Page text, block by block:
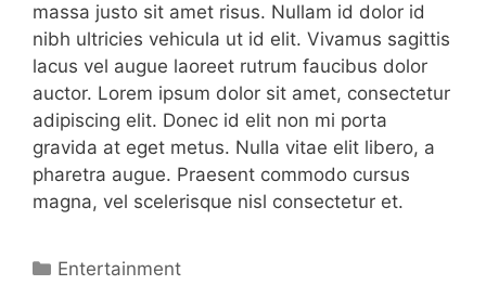
massa justo sit amet risus. Nullam id dolor id
nibh ultricies vehicula ut id elit. Vivamus sagittis
lacus vel augue laoreet rutrum faucibus dolor
auctor. Lorem ipsum dolor sit amet, consectetur
adipiscing elit. Donec id elit non mi porta
gravida at eget metus. Nulla vitae elit libero, a
pharetra augue. Praesent commodo cursus
magna, vel scelerisque nisl consectetur et.
Categorías
Entertainment